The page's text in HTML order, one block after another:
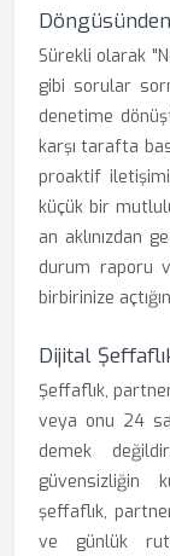
Sürekli olarak
gibi sorular
denetime
karşı tarafta
proaktif iletişimi
küçük bir
an aklınızdan
durum raporu
birbirinize
Dijital
Şeffaflık,
veya onu 24
demek
güvensizliğin
şeffaflık,
ve günlük